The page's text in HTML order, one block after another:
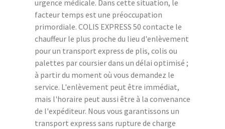
urgence médicale. Dans cette situation, le
facteur temps est une préoccupation
primordiale. COLIS EXPRESS 50 contacte le
chauffeur le plus proche du lieu d'enlèvement
pour un transport express de plis, colis ou
palettes par coursier dans un délai optimisé ;
à partir du moment où vous demandez le
service. L'enlèvement peut être immédiat,
mais l'horaire peut aussi être à la convenance
de l'expéditeur. Nous vous garantissons un
transport express sans rupture de charge